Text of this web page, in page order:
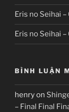
Eris no Seihai –
Eris no Seihai –
BÌNH LUẬN
henryon
– Final Final